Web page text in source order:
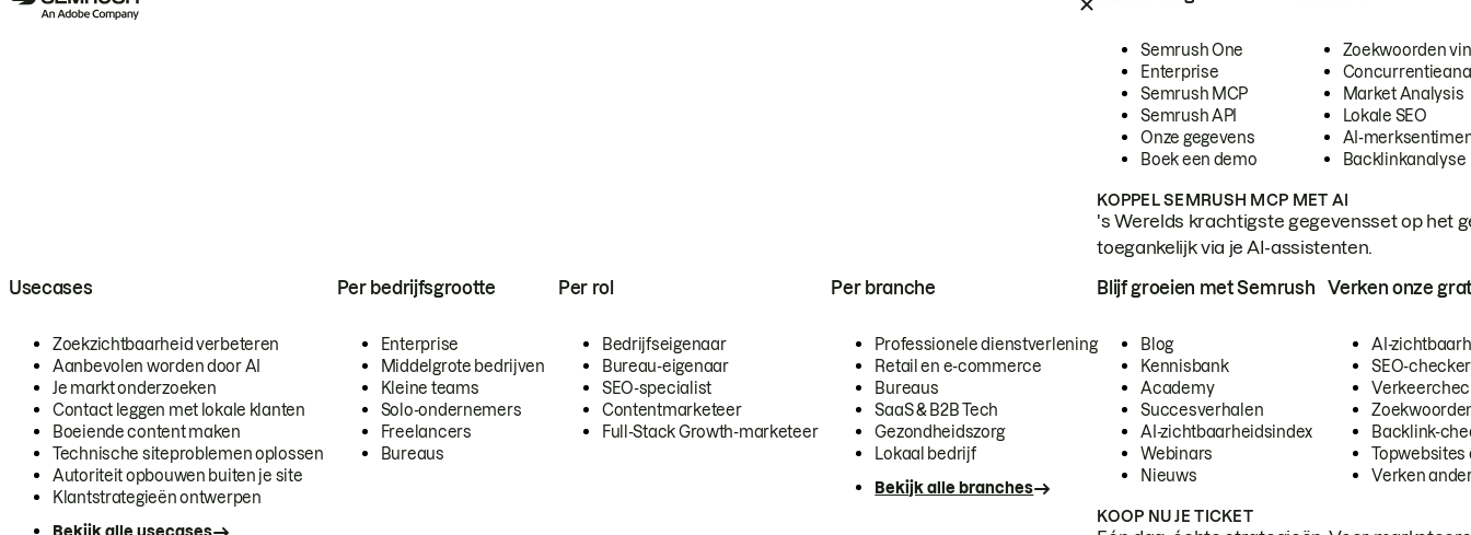
Semrush One
Enterprise
Semrush MCP
Semrush API
Onze gegevens
Boek een demo
Zoekwoorden
Market Analysis
Lokale SEO
AI-
Backlinkanalyse
KOPPEL SEMRUSH MCP MET AI
's Werelds krachtigste gegevensset op het
toegankelijk via je AI-assistenten.
Usecases
Zoekzichtbaarheid verbeteren
Aanbevolen worden door AI
Je markt onderzoeken
Contact leggen met lokale klanten
Boeiende content maken
Technische siteproblemen oplossen
Autoriteit opbouwen buiten je site
Klantstrategieën ontwerpen
Per bedrijfsgrootte
Enterprise
Middelgrote bedrijven
Kleine teams
Solo-ondernemers
Freelancers
Bureaus
Per rol
Bedrijfseigenaar
Bureau-eigenaar
SEO-specialist
Contentmarketeer
Full-Stack Growth-marketeer
Per branche
Professionele dienstverlening
Retail en e-commerce
Bureaus
SaaS & B2B Tech
Gezondheidszorg
Lokaal bedrijf
Bekijk alle branches
Blijf groeien met Semrush
Blog
Kennisbank
Academy
Succesverhalen
AI-zichtbaarheidsindex
Webinars
Nieuws
Verken onze
AI-
SEO-checker
Backlink-
Topwebsites
Verken
KOOP NU JE TICKET